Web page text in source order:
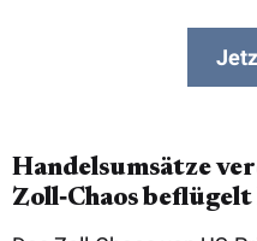
Handelsumsätze
Zoll‑Chaos